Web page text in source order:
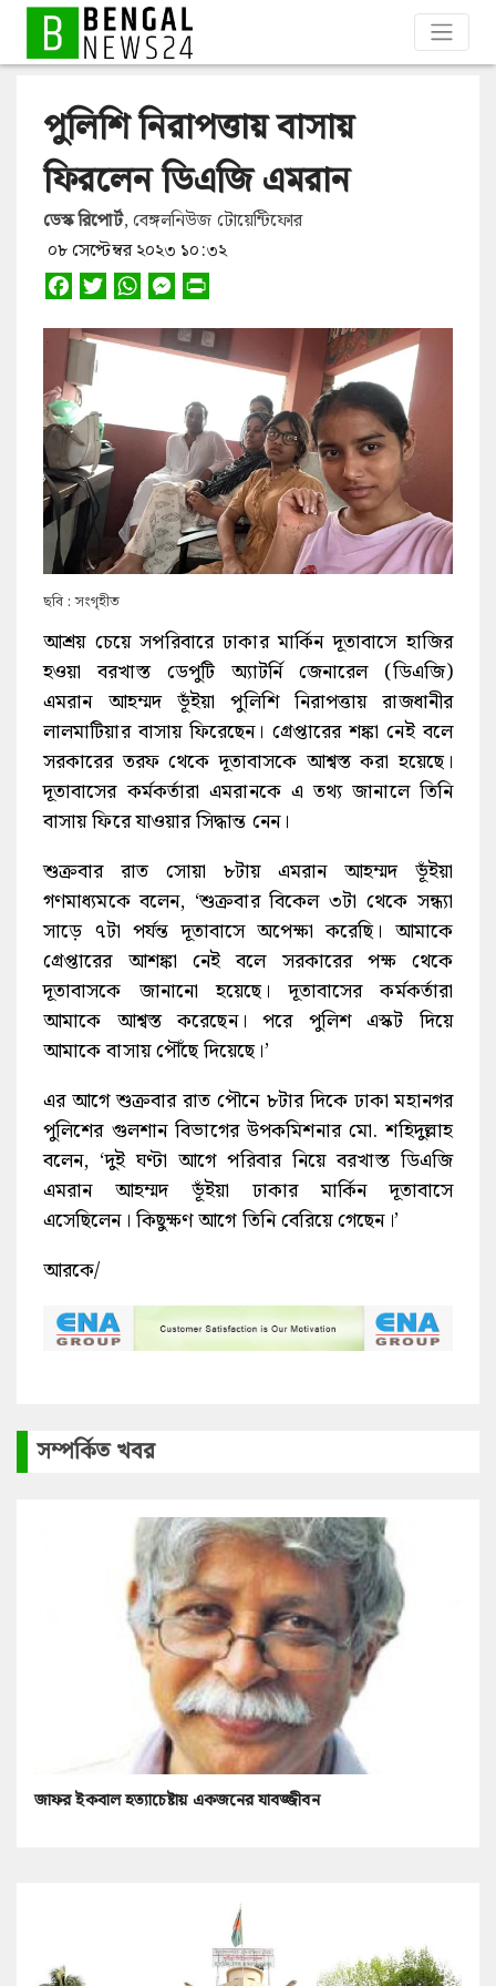
পুলিশি নিরাপত্তায় বাসায়
ফিরলেন ডিএজি এমরান
ডেস্ক রিপোর্ট, বেঙ্গলনিউজ টোয়েন্টিফোর
০৮ সেপ্টেম্বর ২০২৩ ১০:৩২
ছবি : সংগৃহীত
আশ্রয় চেয়ে সপরিবারে ঢাকার মার্কিন দূতাবাসে হাজির
হওয়া বরখাস্ত ডেপুটি অ্যাটর্নি জেনারেল (ডিএজি)
এমরান আহম্মদ ভূঁইয়া পুলিশি নিরাপত্তায় রাজধানীর
লালমাটিয়ার বাসায় ফিরেছেন। গ্রেপ্তারের শঙ্কা নেই বলে
সরকারের তরফ থেকে দূতাবাসকে আশ্বস্ত করা হয়েছে।
দূতাবাসের কর্মকর্তারা এমরানকে এ তথ্য জানালে তিনি
বাসায় ফিরে যাওয়ার সিদ্ধান্ত নেন।
শুক্রবার রাত সোয়া ৮টায় এমরান আহম্মদ ভূঁইয়া
গণমাধ্যমকে বলেন, ‘শুক্রবার বিকেল ৩টা থেকে সন্ধ্যা
সাড়ে ৭টা পর্যন্ত দূতাবাসে অপেক্ষা করেছি। আমাকে
গ্রেপ্তারের আশঙ্কা নেই বলে সরকারের পক্ষ থেকে
দূতাবাসকে জানানো হয়েছে। দূতাবাসের কর্মকর্তারা
আমাকে আশ্বস্ত করেছেন। পরে পুলিশ এস্কট দিয়ে
আমাকে বাসায় পৌঁছে দিয়েছে।’
এর আগে শুক্রবার রাত পৌনে ৮টার দিকে ঢাকা মহানগর
পুলিশের গুলশান বিভাগের উপকমিশনার মো. শহিদুল্লাহ
বলেন, ‘দুই ঘণ্টা আগে পরিবার নিয়ে বরখাস্ত ডিএজি
এমরান আহম্মদ ভূঁইয়া ঢাকার মার্কিন দূতাবাসে
এসেছিলেন। কিছুক্ষণ আগে তিনি বেরিয়ে গেছেন।’
আরকে/
সম্পর্কিত খবর
জাফর ইকবাল হত্যাচেষ্টায় একজনের যাবজ্জীবন